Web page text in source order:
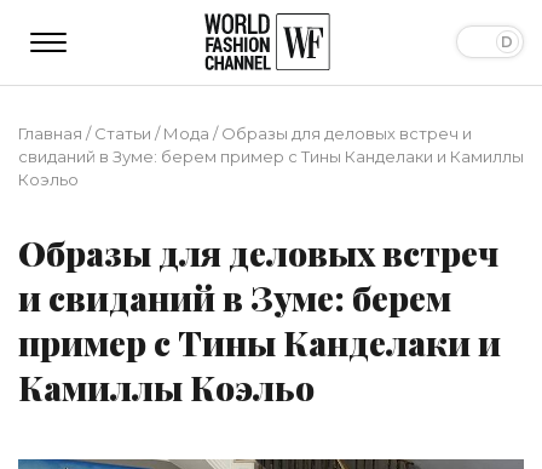
Главная /Статьи /Мода /Образы для деловых встреч и
свиданий в Зуме: берем пример с Тины Канделаки и Камиллы
Коэльо
Образы для деловых встреч
и свиданий в Зуме: берем
пример с Тины Канделаки и
Камиллы Коэльо